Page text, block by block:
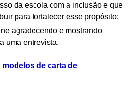
da escola com a inclusão e que
para fortalecer esse propósito;
agradecendo e mostrando
uma entrevista.
modelos de carta de